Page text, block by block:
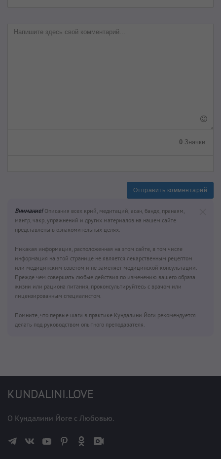
0 Значки
Отправить комментарий
Внимание!Описания всех крий, медитаций, асан, бандх, пранаям,
мантр, чакр, упражнений и других материалов на нашем сайте
представлены в ознакомительных целях.
Никакая информация, расположенная на этом сайте, в том числе
информация на этой странице не является лекарственным рецептом
или медицинским советом и не заменяет медицинской консультации.
Прежде чем совершать любые действия по изменению вашего образа
жизни или рациона питания, проконсультируйтесь с врачом или
лицензированным специалистом.
Помните, что первые шаги в практике Кундалини Йоги рекомендуется
делать под руководством опытного преподавателя.
KUNDALINI.LOVE
О Кундалини Йоге с Любовью.